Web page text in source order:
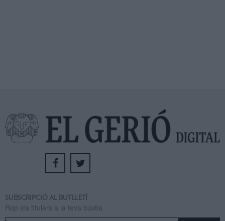
SUBSCRIPCIÓ AL BUTLLETÍ
Rep els titulars a la teva bústia